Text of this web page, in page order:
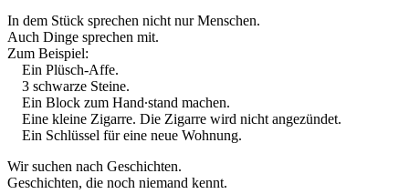
In dem Stück sprechen nicht nur Menschen.
Auch Dinge sprechen mit.
Zum Beispiel:
Ein Plüsch-Affe.
3 schwarze Steine.
Ein Block zum Hand∙stand machen.
Eine kleine Zigarre. Die Zigarre wird nicht angezündet.
Ein Schlüssel für eine neue Wohnung.
Wir suchen nach Geschichten.
Geschichten, die noch niemand kennt.